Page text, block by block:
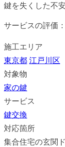
鍵を失くした不
サービスの評価：
施工エリア
東京都 江戸川区
対象物
家の鍵
サービス
鍵交換
対応箇所
集合住宅の玄関